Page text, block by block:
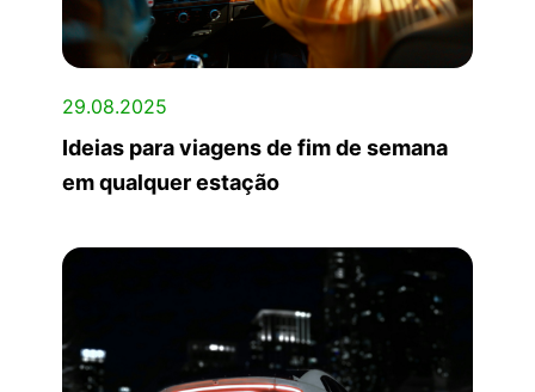
29.08.2025
Ideias para viagens de fim de semana
em qualquer estação